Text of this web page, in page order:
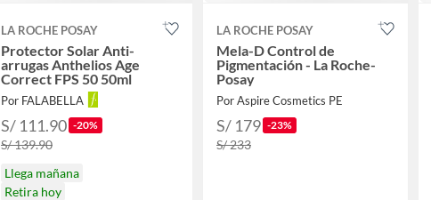
LA ROCHE POSAY
Protector Solar Anti-
arrugas Anthelios Age
Correct FPS 50 50ml
Por FALABELLA
S/ 111.90 -20%
S/ 139.90
Llega mañana
Retira hoy
LA ROCHE POSAY
Mela-D Control de
Pigmentación - La Roche-
Posay
Por Aspire Cosmetics PE
S/ 179 -23%
S/ 233